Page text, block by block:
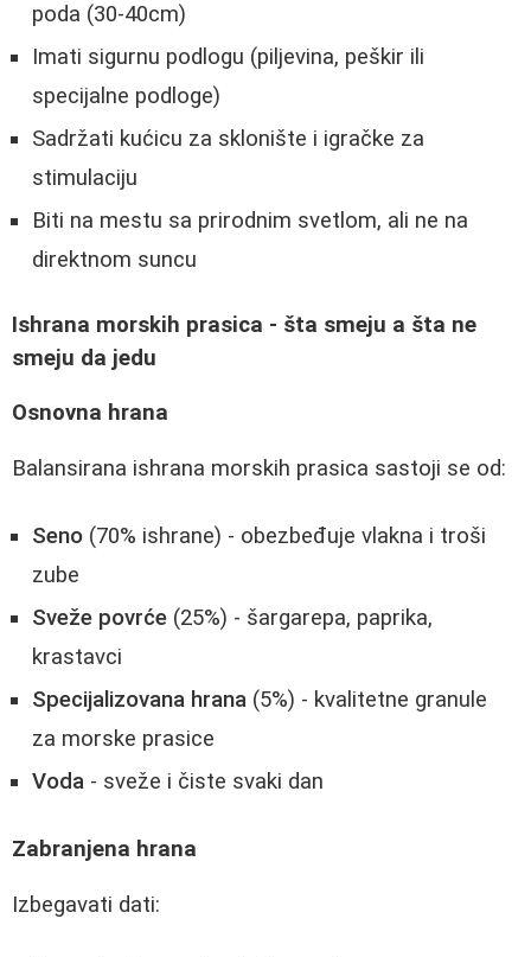
poda (30-40cm)
Imati sigurnu podlogu (piljevina, peškir ili
specijalne podloge)
Sadržati kućicu za sklonište i igračke za
stimulaciju
Biti na mestu sa prirodnim svetlom, ali ne na
direktnom suncu
Ishrana morskih prasica - šta smeju a šta ne
smeju da jedu
Osnovna hrana
Balansirana ishrana morskih prasica sastoji se od:
Seno (70% ishrane) - obezbeđuje vlakna i troši
zube
Sveže povrće (25%) - šargarepa, paprika,
krastavci
Specijalizovana hrana (5%) - kvalitetne granule
za morske prasice
Voda - sveže i čiste svaki dan
Zabranjena hrana
Izbegavati dati: